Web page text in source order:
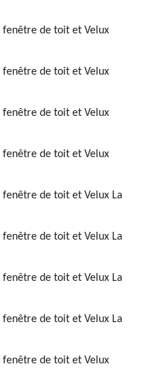
fenêtre de toit et Velux
fenêtre de toit et Velux
fenêtre de toit et Velux
fenêtre de toit et Velux
fenêtre de toit et Velux La
fenêtre de toit et Velux La
fenêtre de toit et Velux La
fenêtre de toit et Velux La
fenêtre de toit et Velux